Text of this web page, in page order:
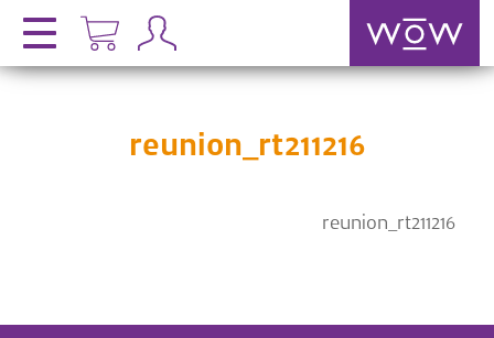
reunion_rt211216
reunion_rt211216